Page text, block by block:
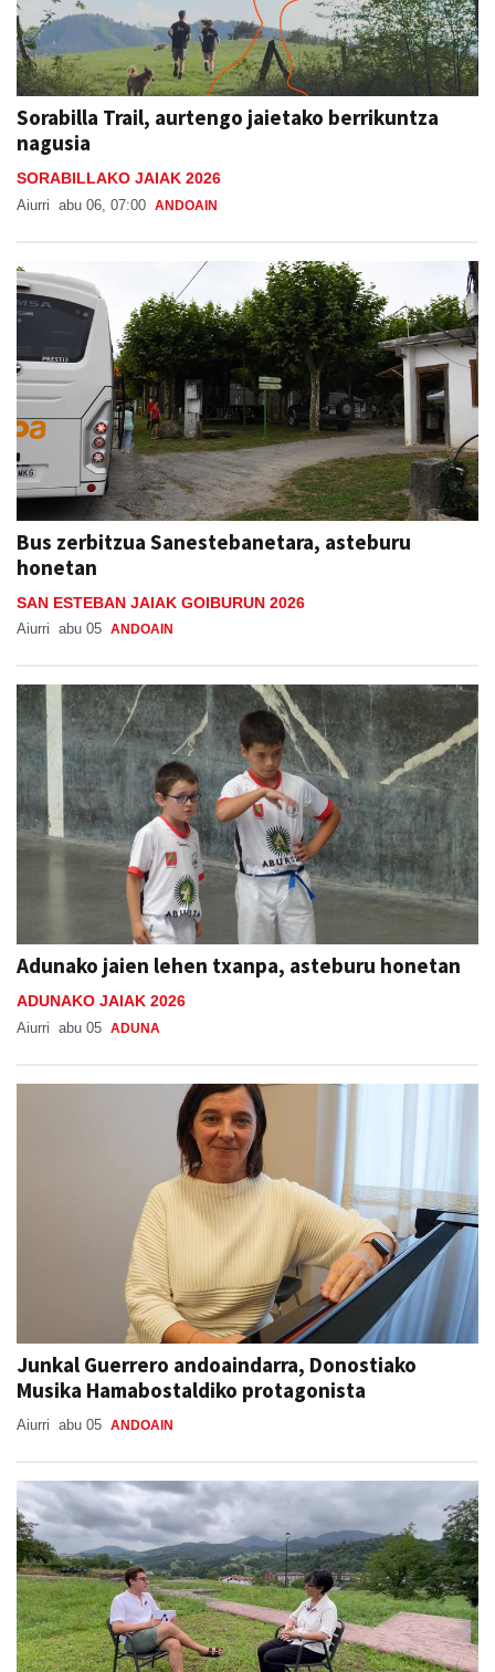
Sorabilla Trail, aurtengo jaietako berrikuntza
nagusia
SORABILLAKO JAIAK 2026
Aiurri abu 06, 07:00 ANDOAIN
Bus zerbitzua Sanestebanetara, asteburu
honetan
SAN ESTEBAN JAIAK GOIBURUN 2026
Aiurri abu 05 ANDOAIN
Adunako jaien lehen txanpa, asteburu honetan
ADUNAKO JAIAK 2026
Aiurri abu 05 ADUNA
Junkal Guerrero andoaindarra, Donostiako
Musika Hamabostaldiko protagonista
Aiurri abu 05 ANDOAIN